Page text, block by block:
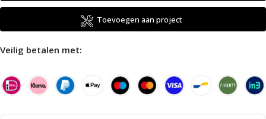
Toevoegen aan project
Veilig betalen met: